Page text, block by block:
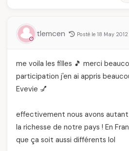
tlemcen Posté le 18 May
me voila les filles 🎵 merci
participation j'en ai appris
Evevie 💅
effectivement nous avons
la richesse de notre pays ! En
que ça soit aussi différents lol